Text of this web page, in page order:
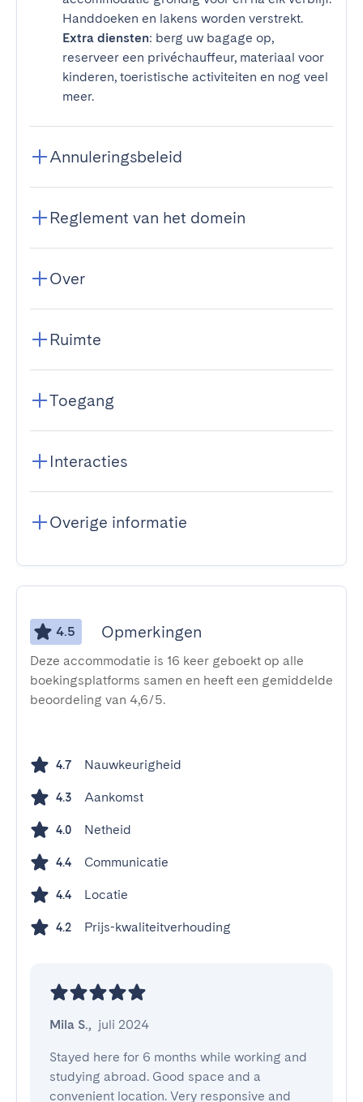
Handdoeken en lakens worden verstrekt.
Extra diensten: berg uw bagage op,
reserveer een privéchauffeur, materiaal voor
kinderen, toeristische activiteiten en nog veel
meer.
Annuleringsbeleid
Reglement van het domein
Over
Ruimte
Toegang
Interacties
Overige informatie
4.5 Opmerkingen
Deze accommodatie is 16 keer geboekt op alle
boekingsplatforms samen en heeft een gemiddelde
beoordeling van 4,6/5.
4.7 Nauwkeurigheid
4.3 Aankomst
4.0 Netheid
4.4 Communicatie
4.4 Locatie
4.2 Prijs-kwaliteitverhouding
Mila S., juli 2024
Stayed here for 6 months while working and
studying abroad. Good space and a
convenient location. Very responsive and